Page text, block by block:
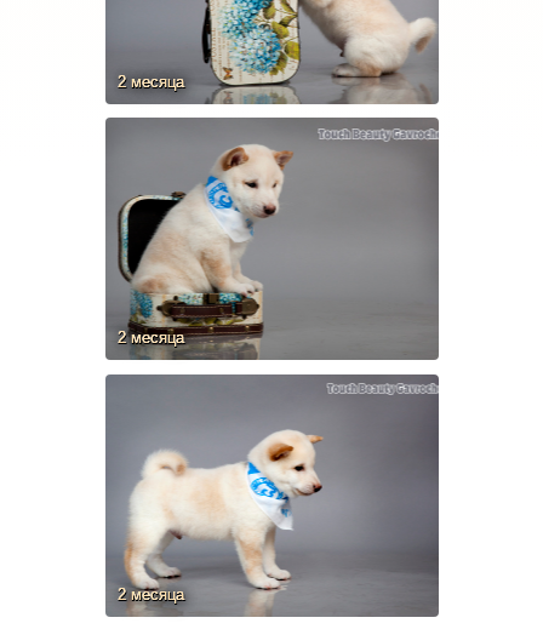
2 месяца
2 месяца
2 месяца